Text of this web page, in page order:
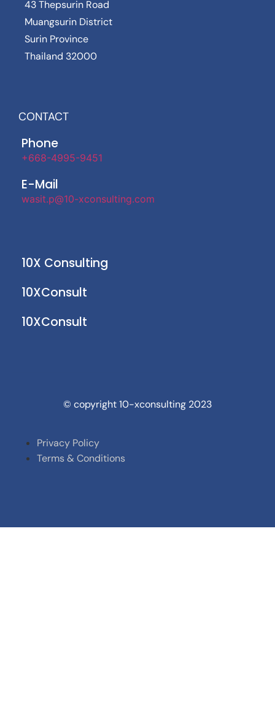
43 Thepsurin Road
Muangsurin District
Surin Province
Thailand 32000
CONTACT
Phone
+668-4995-9451
E-Mail
wasit.p@10-xconsulting.com
10X Consulting
10XConsult
10XConsult
© copyright 10-xconsulting 2023
Privacy Policy
Terms & Conditions